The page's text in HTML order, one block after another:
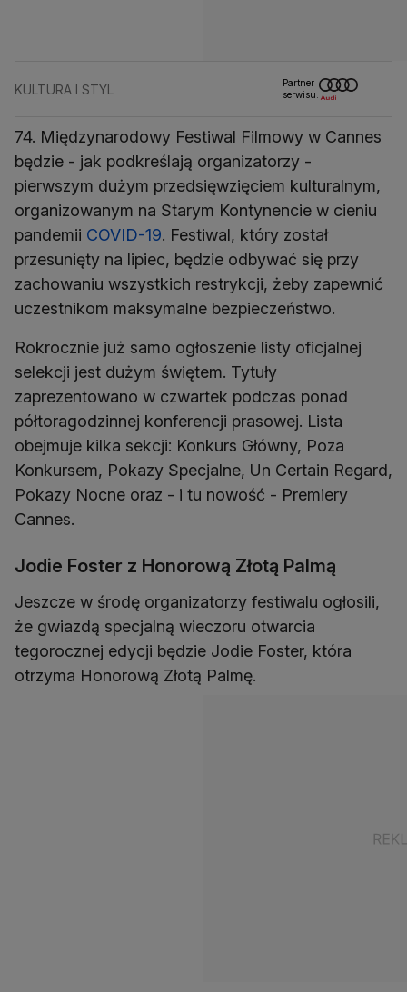
KULTURA I STYL
Partner
serwisu:
74. Międzynarodowy Festiwal Filmowy w Cannes
będzie - jak podkreślają organizatorzy -
pierwszym dużym przedsięwzięciem kulturalnym,
organizowanym na Starym Kontynencie w cieniu
pandemii COVID-19. Festiwal, który został
przesunięty na lipiec, będzie odbywać się przy
zachowaniu wszystkich restrykcji, żeby zapewnić
uczestnikom maksymalne bezpieczeństwo.
Rokrocznie już samo ogłoszenie listy oficjalnej
selekcji jest dużym świętem. Tytuły
zaprezentowano w czwartek podczas ponad
półtoragodzinnej konferencji prasowej. Lista
obejmuje kilka sekcji: Konkurs Główny, Poza
Konkursem, Pokazy Specjalne, Un Certain Regard,
Pokazy Nocne oraz - i tu nowość - Premiery
Cannes.
Jodie Foster z Honorową Złotą Palmą
Jeszcze w środę organizatorzy festiwalu ogłosili,
że gwiazdą specjalną wieczoru otwarcia
tegorocznej edycji będzie Jodie Foster, która
otrzyma Honorową Złotą Palmę.